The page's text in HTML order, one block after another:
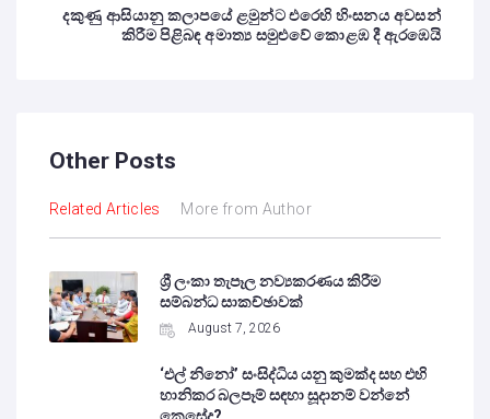
දකුණු ආසියානු කලාපයේ ළමුන්ට එරෙහි හිංසනය අවසන්
කිරීම පිළිබඳ අමාත්‍ය සමුළුවේ කොළඹ දී ඇරඹෙයි
Other Posts
Related Articles More from Author
ශ්‍රී ලංකා තැපෑල නව්‍යකරණය කිරීම
සම්බන්ධ සාකච්ඡාවක්
August 7, 2026
‘එල් නිනෝ’ සංසිද්ධිය යනු කුමක්ද සහ එහි
හානිකර බලපෑම් සඳහා සූදානම් වන්නේ